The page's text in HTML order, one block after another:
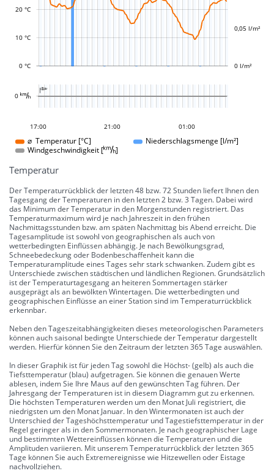
0 °C
10 °C
20 °C
0 l/m²
0,05 l/m²

0 
17:00
14:00
11:00
08:00
18:00
19:00
22:00
03:00 21:00
01:00
⌀ Temperatur [°C]
Niederschlagsmenge [l/m²]
Windgeschwindigkeit []
Temperatur
Der Temperaturrückblick der letzten 48 bzw. 72 Stunden liefert Ihnen den
Tagesgang der Temperaturen in den letzten 2 bzw. 3 Tagen. Dabei wird
das Minimum der Temperatur in den Morgenstunden registriert. Das
Temperaturmaximum wird je nach Jahreszeit in den frühen
Nachmittagsstunden bzw. am späten Nachmittag bis Abend erreicht. Die
Tagesamplitude ist sowohl von geographischen als auch von
wetterbedingten Einflüssen abhängig. Je nach Bewölkungsgrad,
Schneebedeckung oder Bodenbeschaffenheit kann die
Temperaturamplitude eines Tages sehr stark schwanken. Zudem gibt es
Unterschiede zwischen städtischen und ländlichen Regionen. Grundsätzlich
ist der Temperaturtagesgang an heiteren Sommertagen stärker
ausgeprägt als an bewölkten Wintertagen. Die wetterbedingten und
geographischen Einflüsse an einer Station sind im Temperaturrückblick
erkennbar.
Neben den Tageszeitabhängigkeiten dieses meteorologischen Parameters
können auch saisonal bedingte Unterschiede der Temperatur dargestellt
werden. Hierfür können Sie den Zeitraum der letzten 365 Tage auswählen.
In dieser Graphik ist für jeden Tag sowohl die Höchst- (gelb) als auch die
Tiefsttemperatur (blau) aufgetragen. Sie können die genauen Werte
ablesen, indem Sie Ihre Maus auf den gewünschten Tag führen. Der
Jahresgang der Temperaturen ist in diesem Diagramm gut zu erkennen.
Die höchsten Temperaturen werden um den Monat Juli registriert, die
niedrigsten um den Monat Januar. In den Wintermonaten ist auch der
Unterschied der Tageshöchsttemperatur und Tagestiefsttemperatur in der
Regel geringer als in den Sommermonaten. Je nach geographischer Lage
und bestimmten Wettereinflüssen können die Temperaturen und die
Amplituden variieren. Mit unserem Temperaturrückblick der letzten 365
Tage können Sie auch Extremereignisse wie Hitzewellen oder Eistage
nachvollziehen.